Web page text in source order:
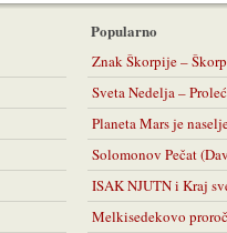
Popularno
Znak Škorpije –
Sveta Nedelja –
Planeta Mars je
Solomonov Pečat
ISAK NJUTN i Kraj
Melkisedekovo